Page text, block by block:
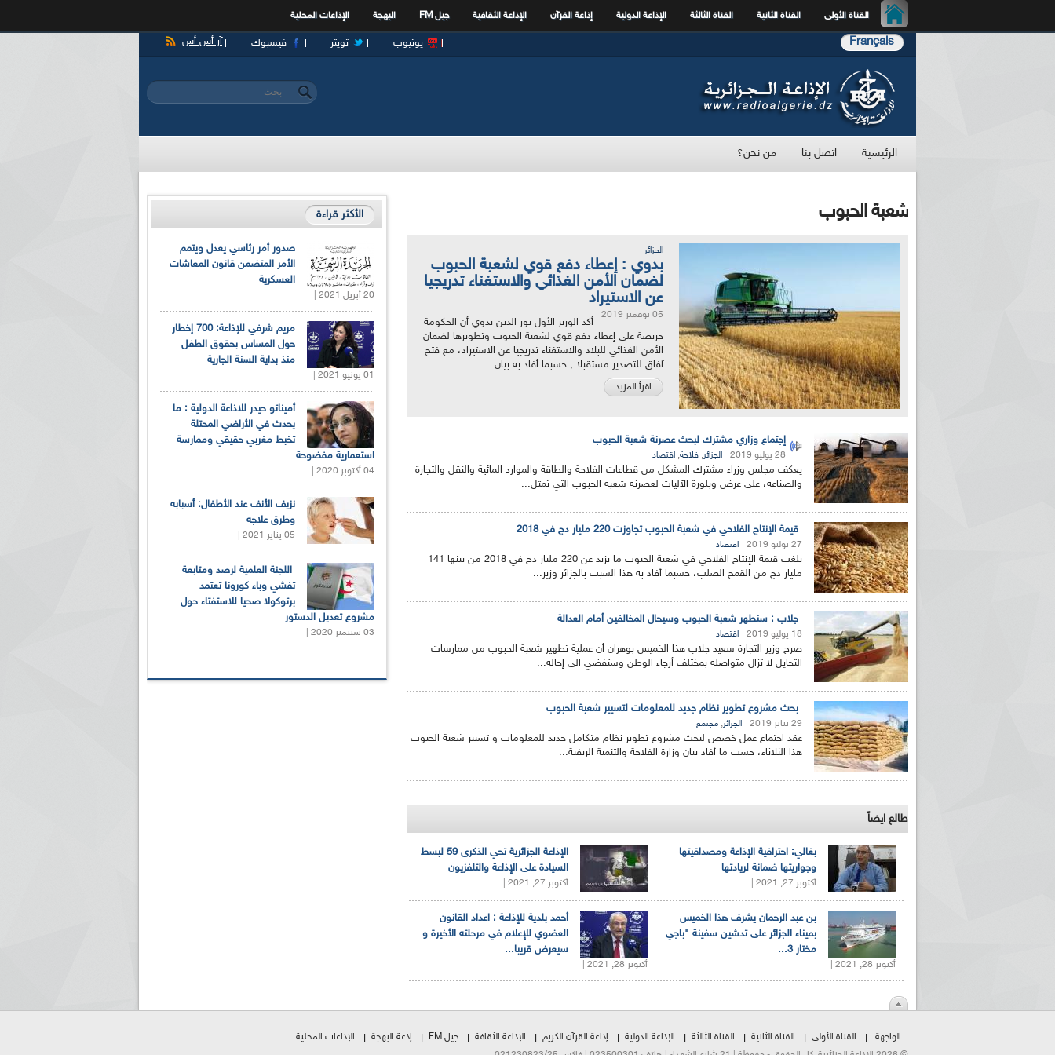
القناة الأولى القناة الثانية القناة الثالثة الإذاعة الدولية إذاعة القرآن الإذاعة الثقافية جيل FM البهجة الإذاعات المحلية
Français آر أس أس فيسبوك تويتر يوتيوب
استمارة البحث
‏بحث ‏
الرئيسية اتصل بنا من نحن؟
شعبة الحبوب
الجزائر
بدوي : إعطاء دفع قوي لشعبة الحبوب
لضمان الأمن الغذائي والاستغناء تدريجيا
عن الاستيراد
05 نوفمبر 2019
أكد الوزير الأول نور الدين بدوي أن الحكومة
حريصة على إعطاء دفع قوي لشعبة الحبوب وتطويرها لضمان
الأمن الغذائي للبلاد والاستغناء تدريجيا عن الاستيراد، مع فتح
آفاق للتصدير مستقبلا , حسبما أفاد به بيان...
اقرأ المزيد
إجتماع وزاري مشترك لبحث عصرنة شعبة الحبوب
28 يوليو 2019 الجزائر, فلاحة, اقتصاد
يعكف مجلس وزراء مشترك المشكل من قطاعات الفلاحة والطاقة والموارد المائية والنقل والتجارة
والصناعة، على عرض وبلورة الآليات لعصرنة شعبة الحبوب التي تمثل...
قيمة الإنتاج الفلاحي في شعبة الحبوب تجاوزت 220 مليار دج في 2018
27 يوليو 2019 اقتصاد
بلغت قيمة الإنتاج الفلاحي في شعبة الحبوب ما يزيد عن 220 مليار دج في 2018 من بينها 141
مليار دج من القمح الصلب، حسبما أفاد به هذا السبت بالجزائر وزير...
جلاب : سنطهر شعبة الحبوب وسيحال المخالفين أمام العدالة
18 يوليو 2019 اقتصاد
صرح وزير التجارة سعيد جلاب هذا الخميس بوهران أن عملية تطهير شعبة الحبوب من ممارسات
التحايل لا تزال متواصلة بمختلف أرجاء الوطن وستفضي الى إحالة...
بحث مشروع تطوير نظام جديد للمعلومات لتسيير شعبة الحبوب
29 يناير 2019 الجزائر, مجتمع
عقد اجتماع عمل خصص لبحث مشروع تطوير نظام متكامل جديد للمعلومات و تسيير شعبة الحبوب
هذا الثلاثاء، حسب ما أفاد بيان وزارة الفلاحة والتنمية الريفية...
طالع ايضاً
الإذاعة الجزائرية تحي الذكرى 59 لبسط
السيادة على الإذاعة والتلفزيون
أكتوبر 27, 2021 |
بغالي: احترافية الإذاعة ومصداقيتها
وجواريتها ضمانة لريادتها
أكتوبر 27, 2021 |
أحمد بلدية للإذاعة : اعداد القانون
العضوي للإعلام في مرحلته الأخيرة و
سيعرض قريبا...
أكتوبر 28, 2021 |
بن عبد الرحمان يشرف هذا الخميس
بميناء الجزائر على تدشين سفينة "باجي
مختار 3...
أكتوبر 28, 2021 |
الأكثر قراءة
صدور أمر رئاسي يعدل ويتمم
الأمر المتضمن قانون المعاشات
العسكرية
20 أبريل 2021 |
مريم شرفي للإذاعة: 700 إخطار
حول المساس بحقوق الطفل
منذ بداية السنة الجارية
01 يونيو 2021 |
أميناتو حيدر للاذاعة الدولية : ما
يحدث في الأراضي المحتلة
تخبط مغربي حقيقي وممارسة
استعمارية مفضوحة
04 أكتوبر 2020 |
نزيف الأنف عند الأطفال: أسبابه
وطرق علاجه
05 يناير 2021 |
اللجنة العلمية لرصد ومتابعة
تفشي وباء كورونا تعتمد
برتوكولا صحيا للاستفتاء حول
مشروع تعديل الدستور
03 سبتمبر 2020 |
الواجهة القناة الأولى القناة الثانية القناة الثالثة الإذاعة الدولية إذاعة القرآن الكريم الإذاعة الثقافة جيل FM إذعة البهجة
الإذاعات المحلية